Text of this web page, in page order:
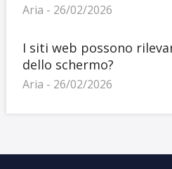
Aria - 26/02/2026
I siti web possono
dello schermo?
Aria - 26/02/2026